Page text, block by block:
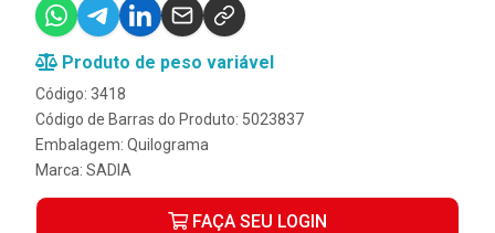
Produto de peso variável
Código: 3418
Código de Barras do Produto: 5023837
Embalagem: Quilograma
Marca: SADIA
FAÇA SEU LOGIN